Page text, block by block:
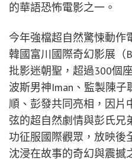
的華語恐怖電影之一。
今年強檔超自然驚悚動作
韓國富川國際奇幻影展（
批影迷朝聖，超過300個
波斯男神Iman、監製陳
順、彭發共同亮相，因片
弦的超自然劇情與彭氏兄
功征服國際觀眾，放映後
沈浸在故事的奇幻與震撼